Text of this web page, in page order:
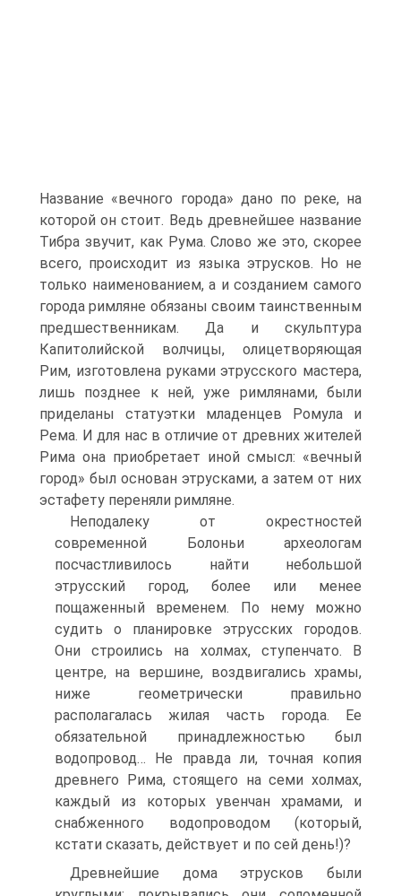
Название «вечного города» дано по реке, на
которой он стоит. Ведь древнейшее название
Тибра звучит, как Рума. Слово же это, скорее
всего, происходит из языка этрусков. Но не
только наименованием, а и созданием самого
города римляне обязаны своим таинственным
предшественникам. Да и скульптура
Капитолийской волчицы, олицетворяющая
Рим, изготовлена руками этрусского мастера,
лишь позднее к ней, уже римлянами, были
приделаны статуэтки младенцев Ромула и
Рема. И для нас в отличие от древних жителей
Рима она приобретает иной смысл: «вечный
город» был основан этрусками, а затем от них
эстафету переняли римляне.
Неподалеку от окрестностей
современной Болоньи археологам
посчастливилось найти небольшой
этрусский город, более или менее
пощаженный временем. По нему можно
судить о планировке этрусских городов.
Они строились на холмах, ступенчато. В
центре, на вершине, воздвигались храмы,
ниже геометрически правильно
располагалась жилая часть города. Ее
обязательной принадлежностью был
водопровод… Не правда ли, точная копия
древнего Рима, стоящего на семи холмах,
каждый из которых увенчан храмами, и
снабженного водопроводом (который,
кстати сказать, действует и по сей день!)?
Древнейшие дома этрусков были